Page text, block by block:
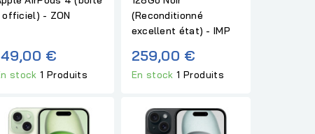
officiel) - ZON
€
stock1 Produits
(Reconditionné
excellent état) - IMP
259,00 €
En stock1 Produits